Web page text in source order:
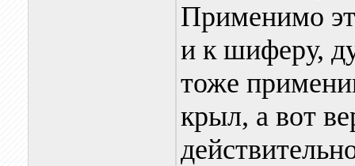
Применимо
и к шиферу,
тоже
крыл, а вот